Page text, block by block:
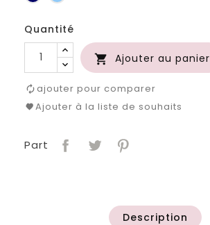
Quantité
 Ajouter au panier
ajouter pour comparer
Ajouter à la liste de souhaits
Part
Description